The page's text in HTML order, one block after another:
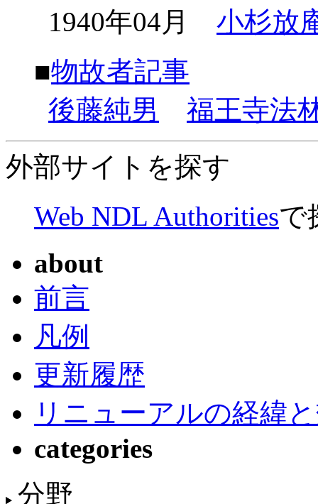
1940年04月 小杉放
■物故者記事
後藤純男
福王寺法
外部サイトを探す
Web NDL Authoritiesで
about
前言
凡例
更新履歴
リニューアルの経緯
categories
分野